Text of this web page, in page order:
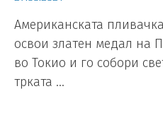
Американската
освои златен медал на
во Токио и го собори
трката …